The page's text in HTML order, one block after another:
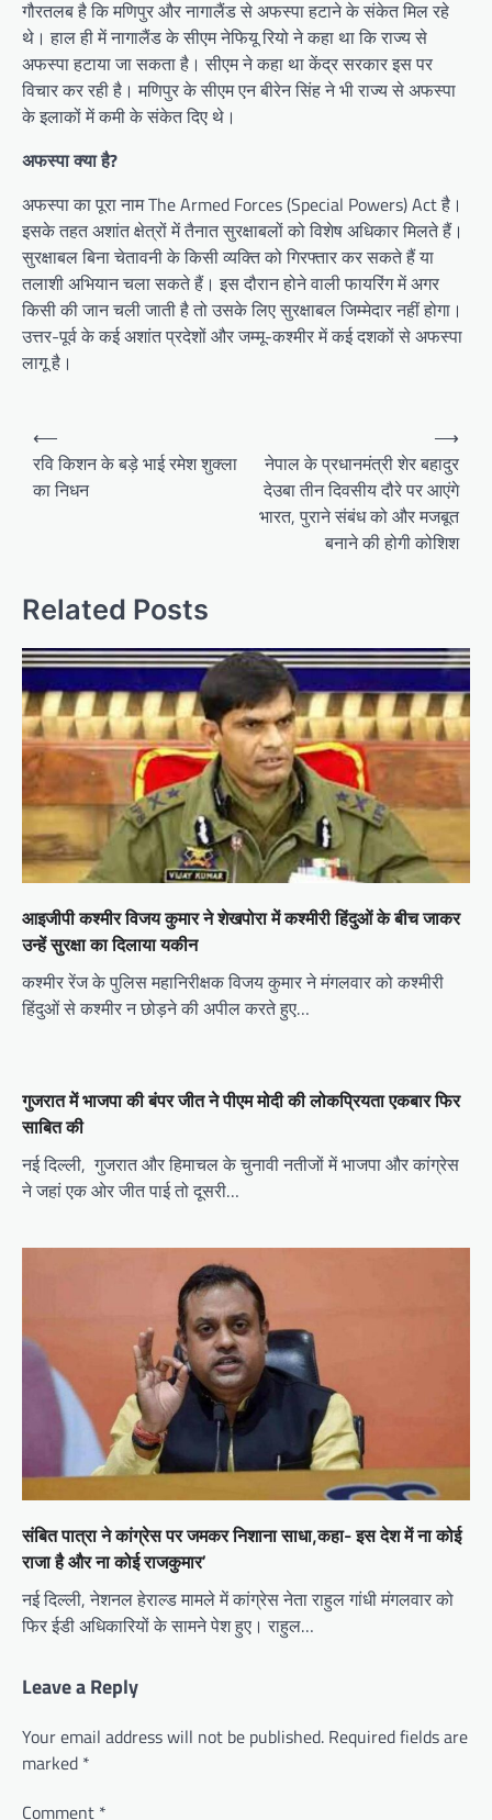
गौरतलब है कि मणिपुर और नागालैंड से अफस्पा हटाने के संकेत मिल रहे
थे। हाल ही में नागालैंड के सीएम नेफियू रियो ने कहा था कि राज्य से
अफस्पा हटाया जा सकता है। सीएम ने कहा था केंद्र सरकार इस पर
विचार कर रही है। मणिपुर के सीएम एन बीरेन सिंह ने भी राज्य से अफस्पा
के इलाकों में कमी के संकेत दिए थे।
अफस्पा क्या है?
अफस्पा का पूरा नाम The Armed Forces (Special Powers) Act है।
इसके तहत अशांत क्षेत्रों में तैनात सुरक्षाबलों को विशेष अधिकार मिलते हैं।
सुरक्षाबल बिना चेतावनी के किसी व्यक्ति को गिरफ्तार कर सकते हैं या
तलाशी अभियान चला सकते हैं। इस दौरान होने वाली फायरिंग में अगर
किसी की जान चली जाती है तो उसके लिए सुरक्षाबल जिम्मेदार नहीं होगा।
उत्तर-पूर्व के कई अशांत प्रदेशों और जम्मू-कश्मीर में कई दशकों से अफस्पा
लागू है।
P
o
a
i
g
a
t
i
o
n
⟵
रवि किशन के बड़े भाई रमेश शुक्ला
का निधन
नेपाल के प्रधानमंत्री शेर बहादुर
देउबा तीन दिवसीय दौरे पर आएंगे
भारत, पुराने संबंध को और मजबूत
बनाने की होगी कोशिश
⟶
Related Posts
आइजीपी कश्मीर विजय कुमार ने शेखपोरा में कश्मीरी हिंदुओं के बीच जाकर
उन्हें सुरक्षा का दिलाया यकीन
कश्मीर रेंज के पुलिस महानिरीक्षक विजय कुमार ने मंगलवार को कश्मीरी
हिंदुओं से कश्मीर न छोड़ने की अपील करते हुए…
गुजरात में भाजपा की बंपर जीत ने पीएम मोदी की लोकप्रियता एकबार फिर
साबित की
नई दिल्ली, गुजरात और हिमाचल के चुनावी नतीजों में भाजपा और कांग्रेस
ने जहां एक ओर जीत पाई तो दूसरी…
संबित पात्रा ने कांग्रेस पर जमकर निशाना साधा,कहा- इस देश में ना कोई
राजा है और ना कोई राजकुमार’
नई दिल्ली, नेशनल हेराल्ड मामले में कांग्रेस नेता राहुल गांधी मंगलवार को
फिर ईडी अधिकारियों के सामने पेश हुए। राहुल…
Leave a Reply
Your email address will not be published. Required fields are
marked *
Comment *